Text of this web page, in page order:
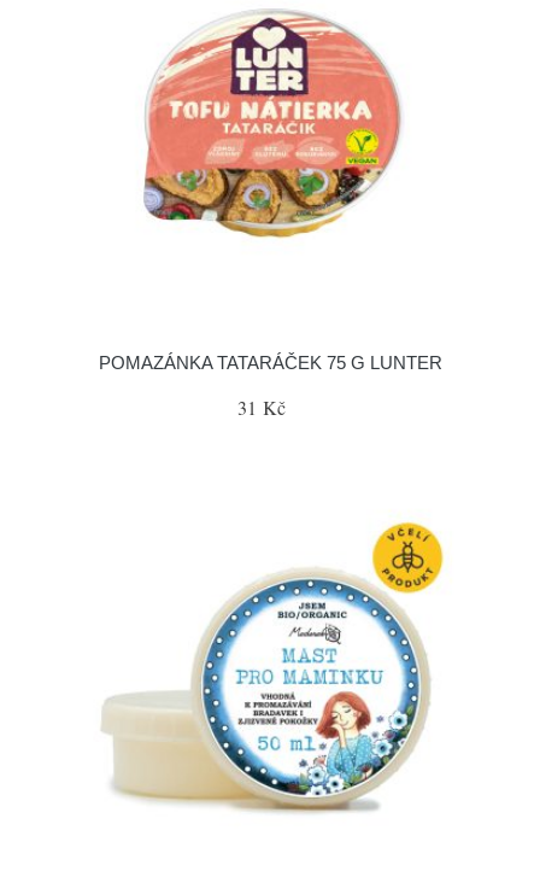
POMAZÁNKA TATARÁČEK 75 G LUNTER
31 Kč